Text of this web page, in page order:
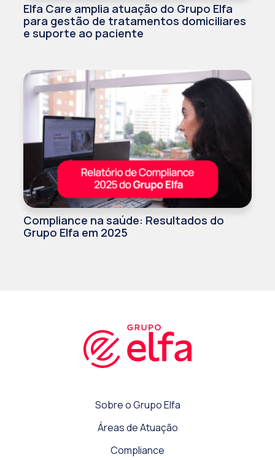
Elfa Care amplia atuação do Grupo Elfa
para gestão de tratamentos domiciliares
e suporte ao paciente
Compliance na saúde: Resultados do
Grupo Elfa em 2025
Sobre o Grupo Elfa
Áreas de Atuação
Compliance